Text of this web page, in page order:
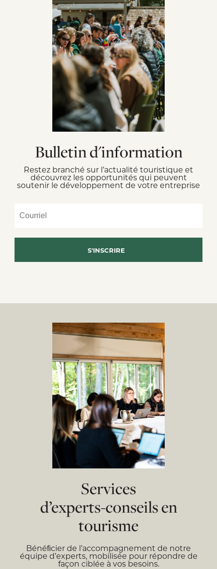
Bulletin d'information
Restez branché sur l’actualité touristique et
découvrez les opportunités qui peuvent
soutenir le développement de votre entreprise
Services
d’experts-conseils en
tourisme
Bénéﬁcier de l’accompagnement de notre
équipe d’experts, mobilisée pour répondre de
façon ciblée à vos besoins.